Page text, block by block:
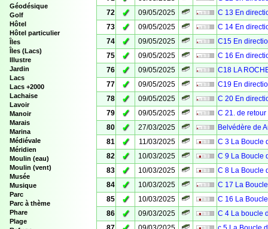
Géodésique
Golf
Hôtel
Hôtel particulier
Îles
Îles (Lacs)
Illustre
Jardin
Lacs
Lacs +2000
Lachaise
Lavoir
Manoir
Marais
Marina
Médiévale
Méridien
Moulin (eau)
Moulin (vent)
Musée
Musique
Parc
Parc à thème
Phare
Plage
72
✓ 09/05/2025
C 13 En
73
✓ 09/05/2025
C 14 En
74
✓ 09/05/2025
C15 En
75
✓ 09/05/2025
C 16 En
76
✓ 09/05/2025
C18 LA
77
✓ 09/05/2025
C19 En
78
✓ 09/05/2025
C 20 En
79
✓ 09/05/2025
C 21. de
80
✓ 27/03/2025
Belvédère de
81
✓ 11/03/2025
C 3 La Boucle
82
✓ 10/03/2025
C 9 La Boucle
83
✓ 10/03/2025
C 8 La Boucle
84
✓ 10/03/2025
C 17 La
85
✓ 10/03/2025
C 16 La
86
✓ 09/03/2025
C 4 La boucle